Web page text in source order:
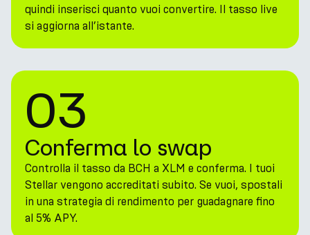
quindi inserisci quanto vuoi convertire. Il tasso live
si aggiorna all’istante.
03
Conferma lo swap
Controlla il tasso da BCH a XLM e conferma. I tuoi
Stellar vengono accreditati subito. Se vuoi, spostali
in una strategia di rendimento per guadagnare fino
al 5% APY.